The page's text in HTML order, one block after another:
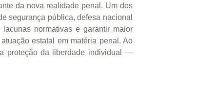
da nova realidade penal. Um dos
segurança pública, defesa nacional
normativas e garantir maior
estatal em matéria penal. Ao
proteção da liberdade individual —